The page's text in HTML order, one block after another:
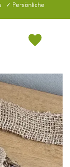
✓ Persönliche